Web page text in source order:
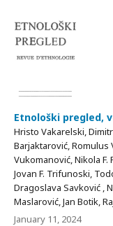
Etnološki pregled,
Hristo Vakarelski,
Barjaktarović, Romulus
Vukomanović, Nikola
Jovan F. Trifunoski,
Dragoslava Savković ,
Maslarović, Jan Botik,
January 11, 2024